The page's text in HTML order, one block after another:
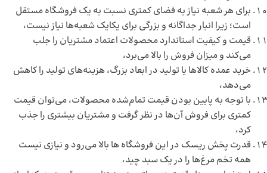
برای هر شعبه نیاز به فضای کمتری نسبت به یک فروشگاه مستقل
است؛ زیرا انبار جداگانه و بزرگی برای یکایک شعبه‌ها نیاز نیست،
قیمت و کیفیت استاندارد محصولات اعتماد مشتریان را جلب
می‌کند و میزان فروش را بالا می‌برد،
خرید عمده کالاها یا تولید در ابعاد بزرگ، هزینه‌های تولید را کاهش
می‌دهد،
با توجه به پایین بودن قیمت تمام‌شده محصولات، می‌توان قیمت
کمتری برای فروش آن‌ها در نظر گرفت و مشتریان بیشتری را جذب
کرد،
قدرت پخش ریسک در این فروشگاه ها بالا می‌رود و نیازی نیست
همه تخم مرغ‌ها را در یک سبد چید،